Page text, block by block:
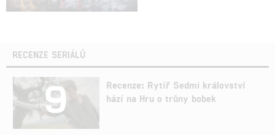
RECENZE SERIÁLŮ
9
Recenze: Rytíř Sedmi království
hází na Hru o trůny bobek